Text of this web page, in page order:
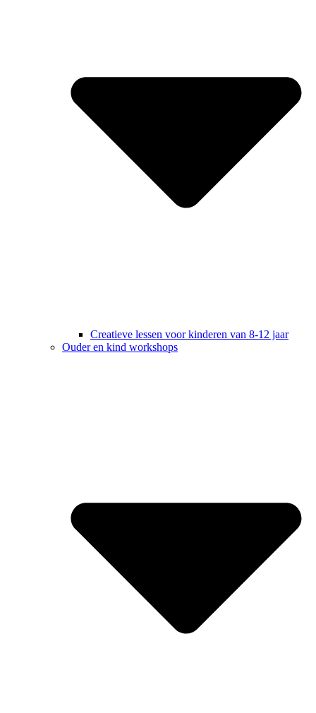
Creatieve lessen voor kinderen van 8-12 jaar
Ouder en kind workshops